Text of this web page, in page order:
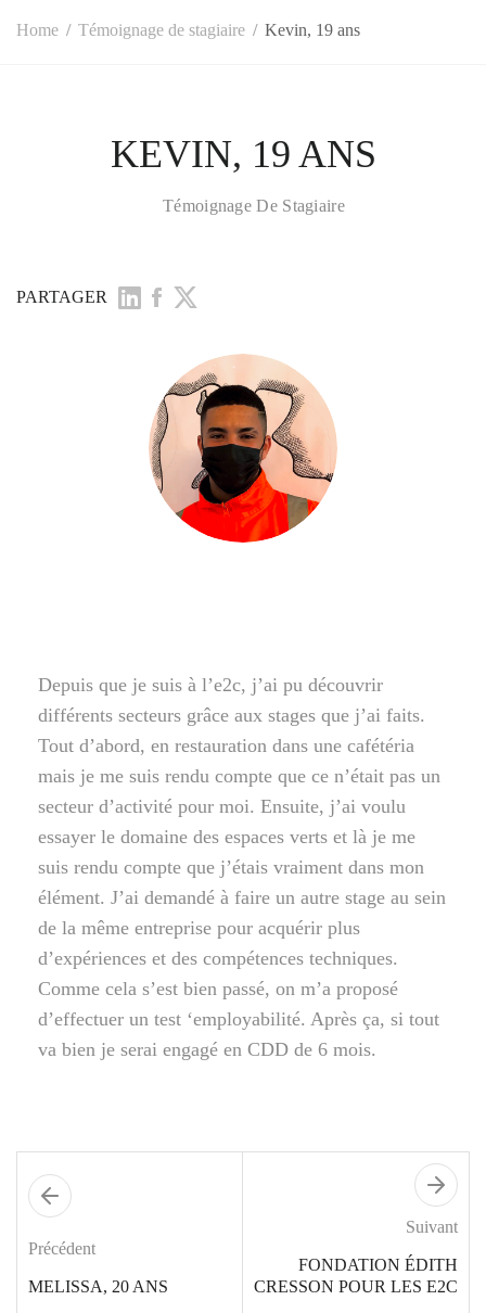
Home Témoignage de stagiaire Kevin, 19 ans
KEVIN, 19 ANS
Témoignage De Stagiaire
PARTAGER
Depuis que je suis à l’e2c, j’ai pu découvrir
différents secteurs grâce aux stages que j’ai faits.
Tout d’abord, en restauration dans une cafétéria
mais je me suis rendu compte que ce n’était pas un
secteur d’activité pour moi. Ensuite, j’ai voulu
essayer le domaine des espaces verts et là je me
suis rendu compte que j’étais vraiment dans mon
élément. J’ai demandé à faire un autre stage au sein
de la même entreprise pour acquérir plus
d’expériences et des compétences techniques.
Comme cela s’est bien passé, on m’a proposé
d’effectuer un test ‘employabilité. Après ça, si tout
va bien je serai engagé en CDD de 6 mois.
Précédent
MELISSA, 20 ANS
Suivant
FONDATION ÉDITH
CRESSON POUR LES E2C